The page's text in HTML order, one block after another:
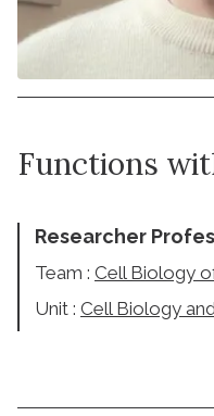
Functions
Researcher
Team : Cell Biology
Unit : Cell Biology